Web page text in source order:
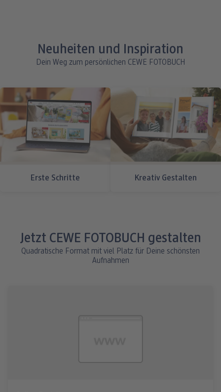
Neuheiten und Inspiration
Dein Weg zum persönlichen CEWE FOTOBUCH
Erste Schritte Kreativ Gestalten
Jetzt CEWE FOTOBUCH gestalten
Quadratische Format mit viel Platz für Deine schönsten
Aufnahmen